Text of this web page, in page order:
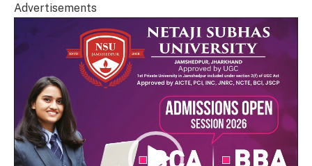
Advertisements
Player